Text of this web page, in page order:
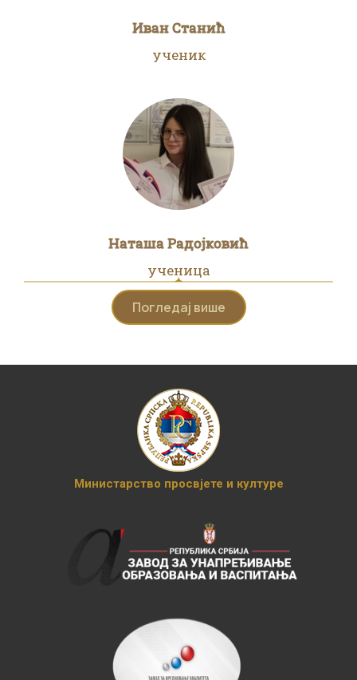
Иван Станић
ученик
Наташа Радојковић
ученица
Погледај више
Министарство просвјете и културе